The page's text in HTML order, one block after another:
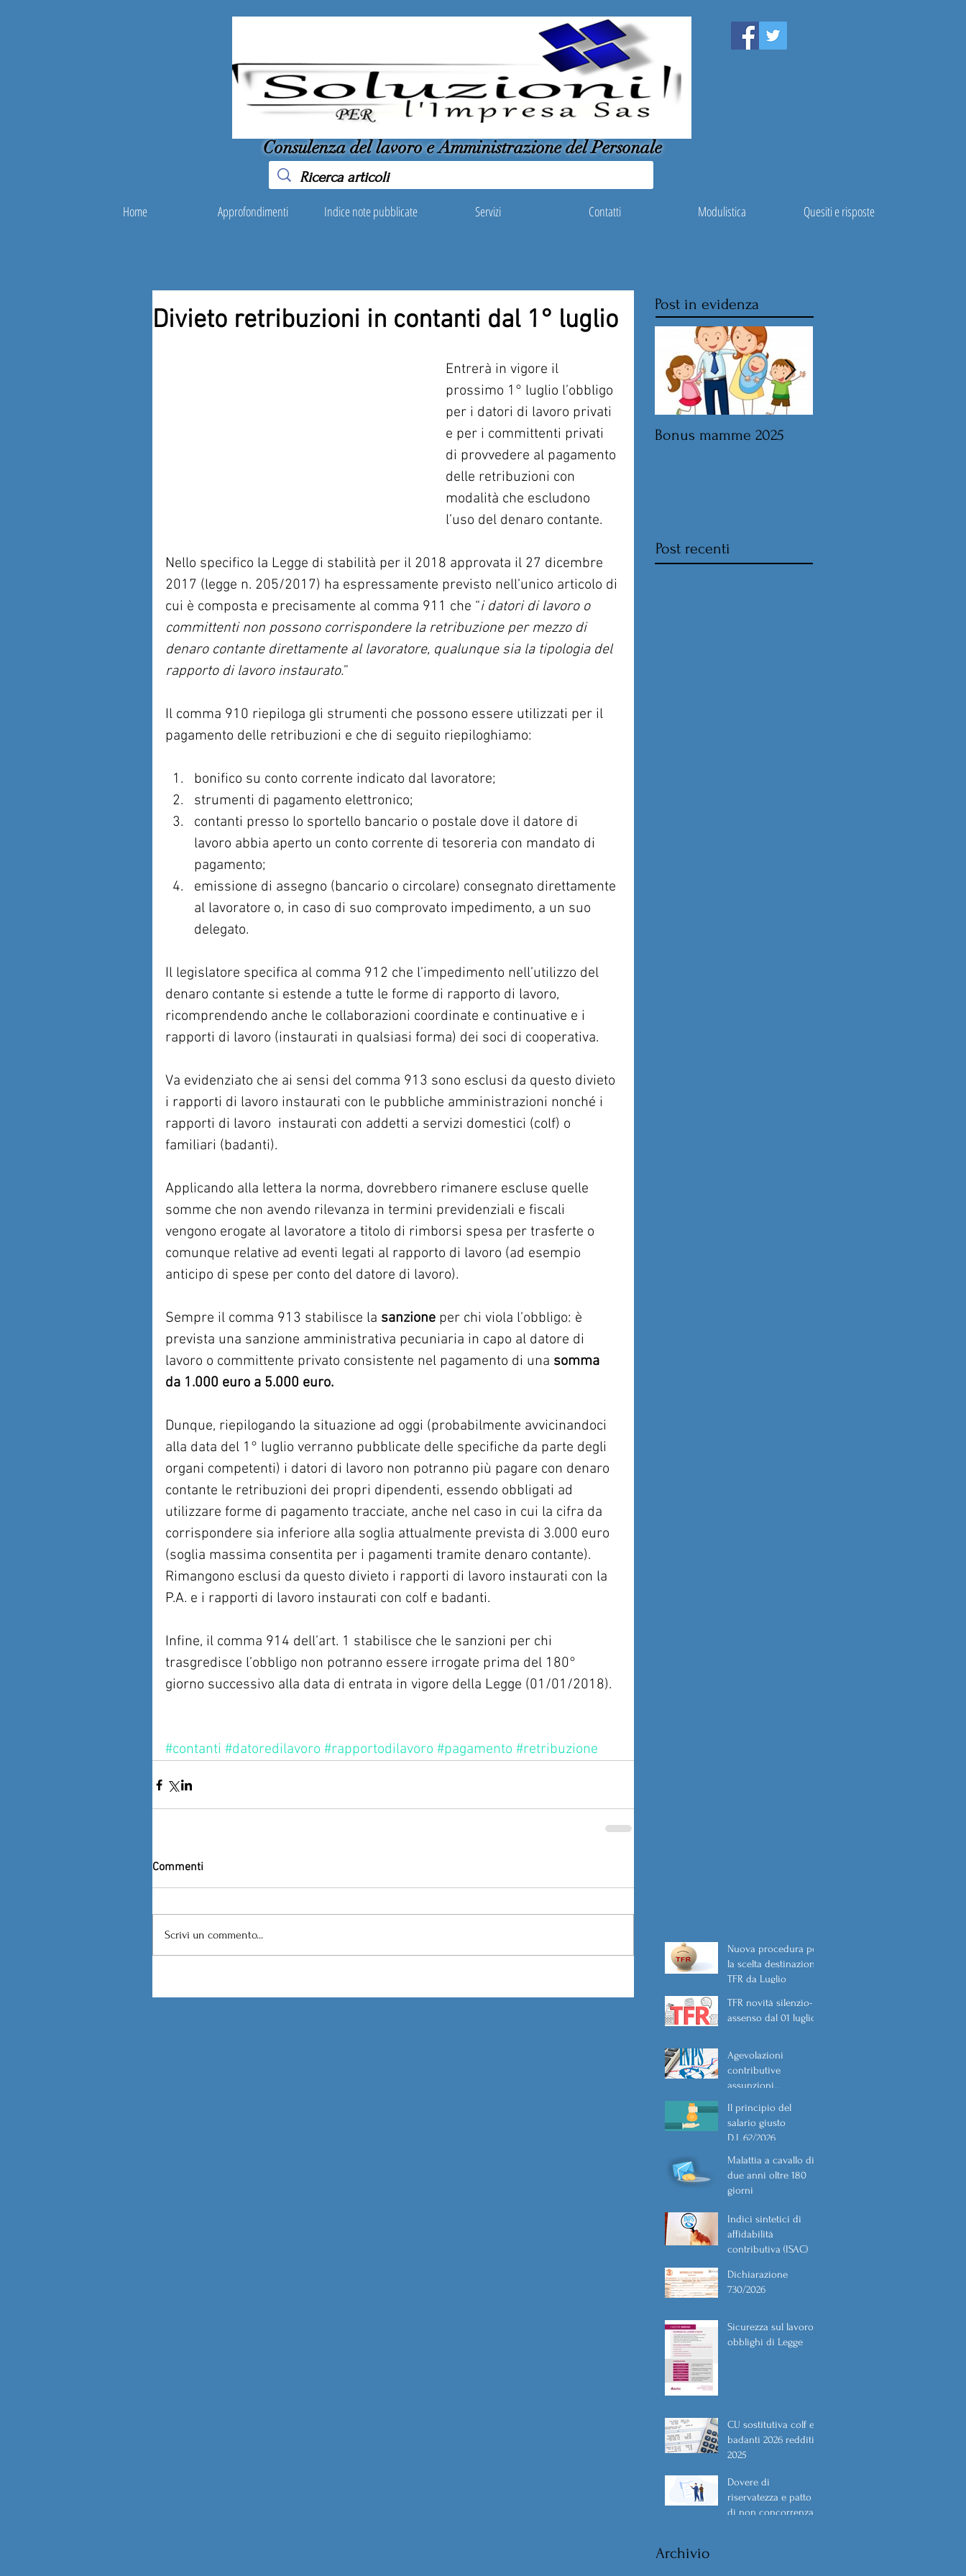
Consulenza del lavoro e Amministrazione del Personale
Home Approfondimenti Indice note pubblicate Servizi Contatti Modulistica Quesiti e risposte
Divieto retribuzioni in contanti dal 1° luglio
Entrerà in vigore il
prossimo 1° luglio l’obbligo
per i datori di lavoro privati
e per i committenti privati
di provvedere al pagamento
delle retribuzioni con
modalità che escludono
l’uso del denaro contante.
Nello specifico la Legge di stabilità per il 2018 approvata il 27 dicembre
2017 (legge n. 205/2017) ha espressamente previsto nell’unico articolo di
cui è composta e precisamente al comma 911 che “i datori di lavoro o
committenti non possono corrispondere la retribuzione per mezzo di
denaro contante direttamente al lavoratore, qualunque sia la tipologia del
rapporto di lavoro instaurato.”
Il comma 910 riepiloga gli strumenti che possono essere utilizzati per il
pagamento delle retribuzioni e che di seguito riepiloghiamo:
bonifico su conto corrente indicato dal lavoratore;
strumenti di pagamento elettronico;
contanti presso lo sportello bancario o postale dove il datore di
lavoro abbia aperto un conto corrente di tesoreria con mandato di
pagamento;
emissione di assegno (bancario o circolare) consegnato direttamente
al lavoratore o, in caso di suo comprovato impedimento, a un suo
delegato.
Il legislatore specifica al comma 912 che l’impedimento nell’utilizzo del
denaro contante si estende a tutte le forme di rapporto di lavoro,
ricomprendendo anche le collaborazioni coordinate e continuative e i
rapporti di lavoro (instaurati in qualsiasi forma) dei soci di cooperativa.
Va evidenziato che ai sensi del comma 913 sono esclusi da questo divieto
i rapporti di lavoro instaurati con le pubbliche amministrazioni nonché i
rapporti di lavoro  instaurati con addetti a servizi domestici (colf) o
familiari (badanti).
Applicando alla lettera la norma, dovrebbero rimanere escluse quelle
somme che non avendo rilevanza in termini previdenziali e fiscali
vengono erogate al lavoratore a titolo di rimborsi spesa per trasferte o
comunque relative ad eventi legati al rapporto di lavoro (ad esempio
anticipo di spese per conto del datore di lavoro).
Sempre il comma 913 stabilisce la sanzione per chi viola l’obbligo: è
prevista una sanzione amministrativa pecuniaria in capo al datore di
lavoro o committente privato consistente nel pagamento di una somma
da 1.000 euro a 5.000 euro.
Dunque, riepilogando la situazione ad oggi (probabilmente avvicinandoci
alla data del 1° luglio verranno pubblicate delle specifiche da parte degli
organi competenti) i datori di lavoro non potranno più pagare con denaro
contante le retribuzioni dei propri dipendenti, essendo obbligati ad
utilizzare forme di pagamento tracciate, anche nel caso in cui la cifra da
corrispondere sia inferiore alla soglia attualmente prevista di 3.000 euro
(soglia massima consentita per i pagamenti tramite denaro contante).
Rimangono esclusi da questo divieto i rapporti di lavoro instaurati con la
P.A. e i rapporti di lavoro instaurati con colf e badanti.
Infine, il comma 914 dell’art. 1 stabilisce che le sanzioni per chi
trasgredisce l’obbligo non potranno essere irrogate prima del 180°
giorno successivo alla data di entrata in vigore della Legge (01/01/2018).
#contanti #datoredilavoro #rapportodilavoro #pagamento #retribuzione
Commenti
Scrivi un commento...
Post in evidenza
Bonus mamme 2025
Post recenti
Nuova procedura per
la scelta destinazione
TFR da Luglio
TFR novità silenzio-
assenso dal 01 luglio
Agevolazioni
contributive
assunzioni
Il principio del
salario giusto
D.L.62/2026
Malattia a cavallo di
due anni oltre 180
giorni
Indici sintetici di
affidabilità
contributiva (ISAC)
Dichiarazione
730/2026
Sicurezza sul lavoro
obblighi di Legge
CU sostitutiva colf e
badanti 2026 redditi
2025
Dovere di
riservatezza e patto
di non concorrenza
Archivio